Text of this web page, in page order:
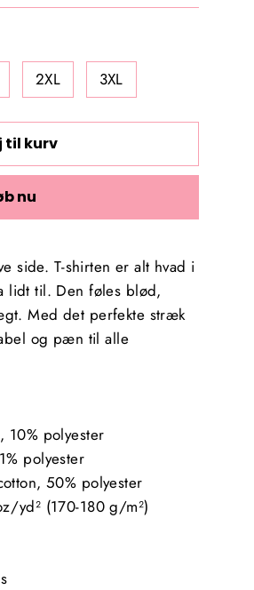
2XL 3XL
til kurv
nu
side. T-shirten er alt hvad i
lidt til. Den føles blød,
Med det perfekte stræk
og pæn til alle
10% polyester
polyester
50% polyester
yd² (170-180 g/m²)